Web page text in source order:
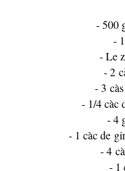
- 500
-
- Le
- 2
- 3
- 1/4 càc
- 4
- 1 càc de
- 4
- 1